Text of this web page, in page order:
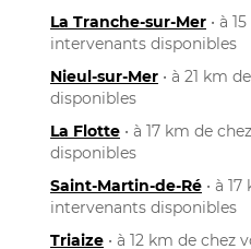
La Tranche-sur-Mer • à
intervenants disponibles
Nieul-sur-Mer • à 21 km
disponibles
La Flotte • à 17 km de
disponibles
Saint-Martin-de-Ré • à
intervenants disponibles
Triaize • à 12 km de chez